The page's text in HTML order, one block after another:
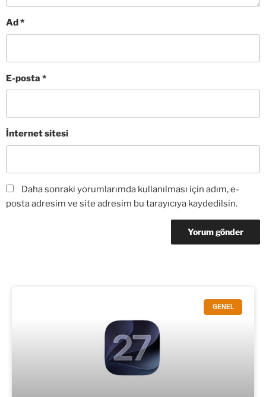
Ad*
E-posta *
İnternet sitesi
Daha sonraki yorumlarımda kullanılması için adım, e-
posta adresim ve site adresim bu tarayıcıya kaydedilsin.
GENEL